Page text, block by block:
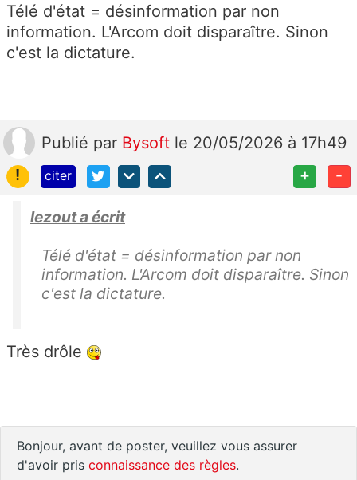
Télé d'état = désinformation par non
information. L'Arcom doit disparaître. Sinon
c'est la dictature.
Publié par Bysoft le 20/05/2026 à 17h49
!
citer + -
lezout a écrit
Télé d'état = désinformation par non
information. L'Arcom doit disparaître. Sinon
c'est la dictature.
Très drôle
Bonjour, avant de poster, veuillez vous assurer
d'avoir pris connaissance des règles.